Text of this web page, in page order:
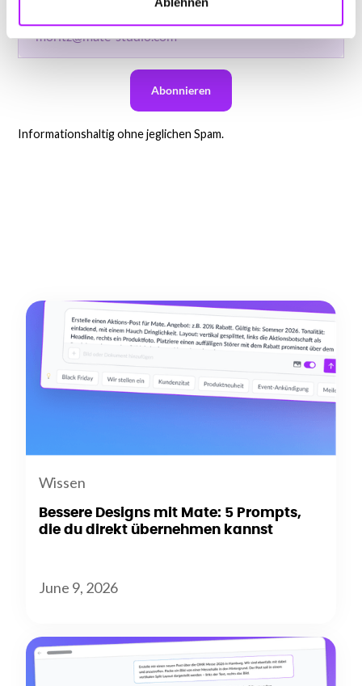
Informationshaltig ohne jeglichen Spam.
Wissen
Bessere Designs mit Mate: 5 Prompts,
die du direkt übernehmen kannst
June 9, 2026